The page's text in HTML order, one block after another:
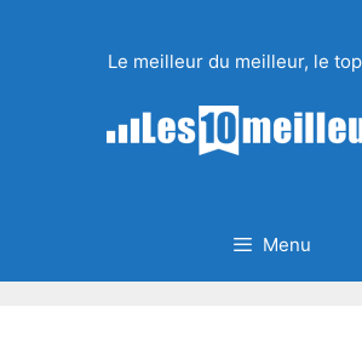
Le meilleur du meilleur, le
Menu